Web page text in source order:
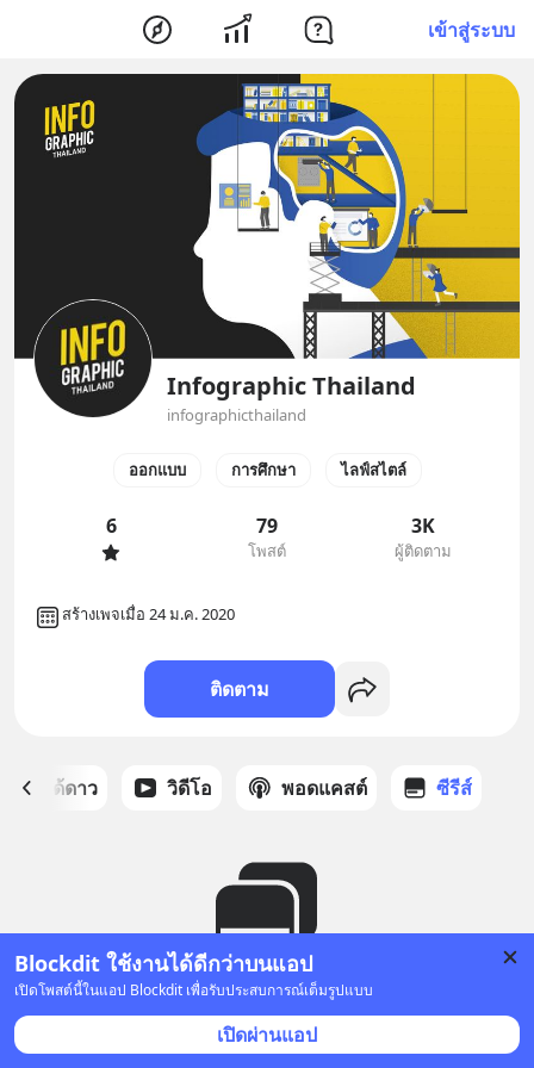
เข้าสู่ระบบ
Blockdit ใช้งานได้ดีกว่าบนแอป
เปิดโพสต์นี้ในแอป Blockdit เพื่อรับประสบการณ์เต็มรูปแบบ
เปิดผ่านแอป
Infographic Thailand
infographicthailand
ออกแบบ การศึกษา ไลฟ์สไตล์
6 79
โพสต์
3K
ผู้ติดตาม
สร้างเพจเมื่อ 24 ม.ค. 2020
ติดตาม
สต์ที่ได้ดาว วิดีโอ พอดแคสต์ ซีรีส์